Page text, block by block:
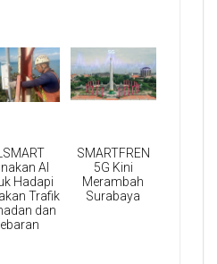
AI
Hadapi
Trafik
dan
Lebaran
SMARTFREN
5G Kini
Merambah
Surabaya